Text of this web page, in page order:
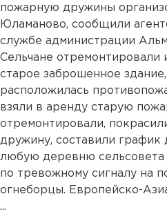
пожарную дружины
Юламаново, сообщили
службе администрации
Сельчане отремонтировали
старое заброшенное
расположилась
взяли в аренду старую
отремонтировали,
дружину, составили график
любую деревню сельсовета
по тревожному сигналу на
огнеборцы. Европейско-
...